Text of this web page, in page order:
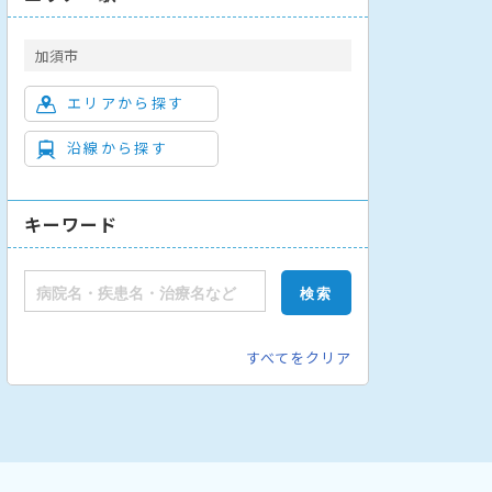
加須市
エリアから探す
沿線から探す
キーワード
すべてをクリア